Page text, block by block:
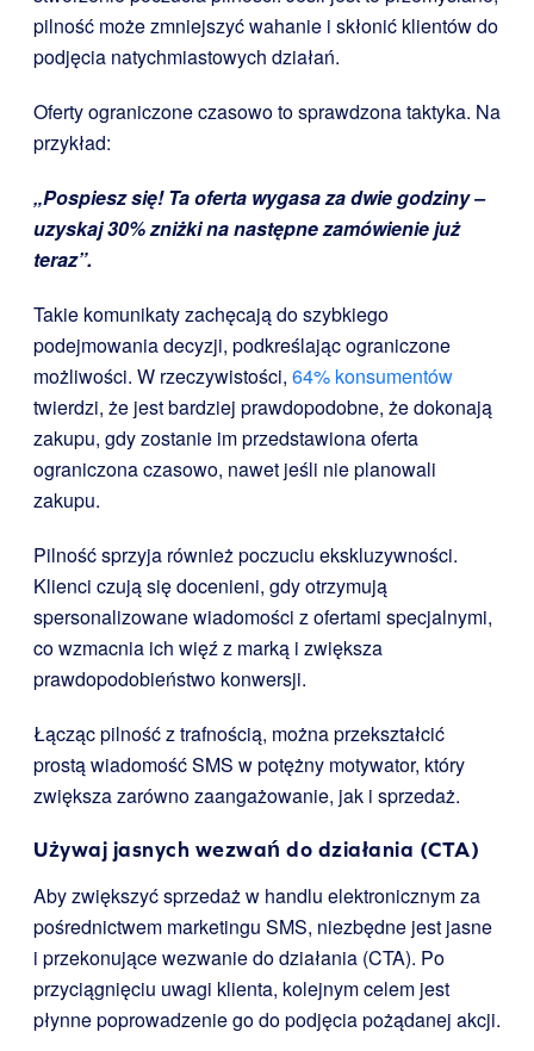
pilność może zmniejszyć wahanie i skłonić klientów do
podjęcia natychmiastowych działań.
Oferty ograniczone czasowo to sprawdzona taktyka. Na
przykład:
„Pospiesz się! Ta oferta wygasa za dwie godziny –
uzyskaj 30% zniżki na następne zamówienie już
teraz”.
Takie komunikaty zachęcają do szybkiego
podejmowania decyzji, podkreślając ograniczone
możliwości. W rzeczywistości, 64% konsumentów
twierdzi, że jest bardziej prawdopodobne, że dokonają
zakupu, gdy zostanie im przedstawiona oferta
ograniczona czasowo, nawet jeśli nie planowali
zakupu.
Pilność sprzyja również poczuciu ekskluzywności.
Klienci czują się docenieni, gdy otrzymują
spersonalizowane wiadomości z ofertami specjalnymi,
co wzmacnia ich więź z marką i zwiększa
prawdopodobieństwo konwersji.
Łącząc pilność z trafnością, można przekształcić
prostą wiadomość SMS w potężny motywator, który
zwiększa zarówno zaangażowanie, jak i sprzedaż.
Używaj jasnych wezwań do działania (CTA)
Aby zwiększyć sprzedaż w handlu elektronicznym za
pośrednictwem marketingu SMS, niezbędne jest jasne
i przekonujące wezwanie do działania (CTA). Po
przyciągnięciu uwagi klienta, kolejnym celem jest
płynne poprowadzenie go do podjęcia pożądanej akcji.